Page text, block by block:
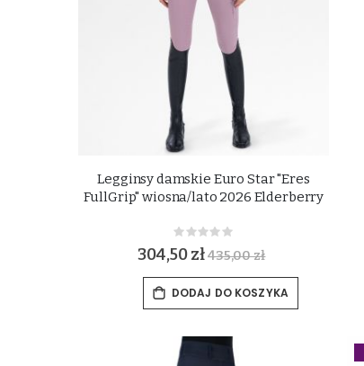
Legginsy damskie Euro Star "Eres
FullGrip" wiosna/lato 2026 Elderberry
Rating:
0%
304,50 zł 435,00 zł
DODAJ DO KOSZYKA